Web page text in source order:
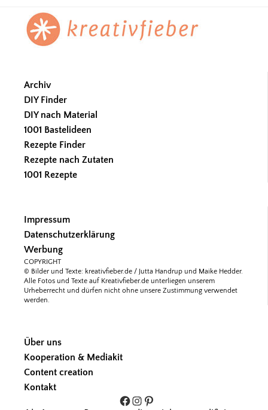
Footer
Archiv
DIY Finder
DIY nach Material
1001 Bastelideen
Rezepte Finder
Rezepte nach Zutaten
1001 Rezepte
Impressum
Datenschutzerklärung
Werbung
COPYRIGHT
© Bilder und Texte: kreativfieber.de / Jutta Handrup und Maike Hedder.
Alle Fotos und Texte auf Kreativfieber.de unterliegen unserem
Urheberrecht und dürfen nicht ohne unsere Zustimmung verwendet
werden.
Über uns
Kooperation & Mediakit
Content creation
Kontakt
Facebook
Instagram
Pinterest